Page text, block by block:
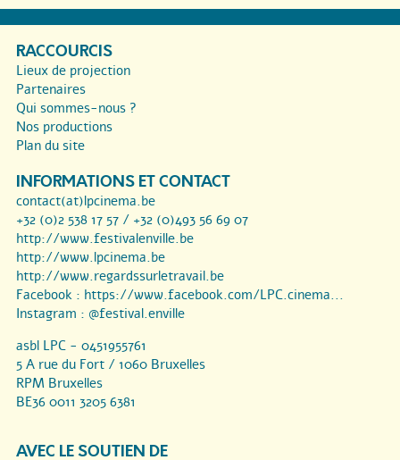
RACCOURCIS
Lieux de projection
Partenaires
Qui sommes-nous ?
Nos productions
Plan du site
INFORMATIONS ET CONTACT
contact(at)lpcinema.be
+32 (0)2 538 17 57 / +32 (0)493 56 69 07
http://www.festivalenville.be
http://www.lpcinema.be
http://www.regardssurletravail.be
Facebook : https://www.facebook.com/LPC.cinema...
Instagram : @festival.enville
asbl LPC - 0451955761
5 A rue du Fort / 1060 Bruxelles
RPM Bruxelles
BE36 0011 3205 6381
AVEC LE SOUTIEN DE